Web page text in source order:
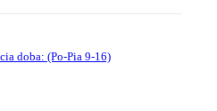
doba: (Po-Pia 9-16)